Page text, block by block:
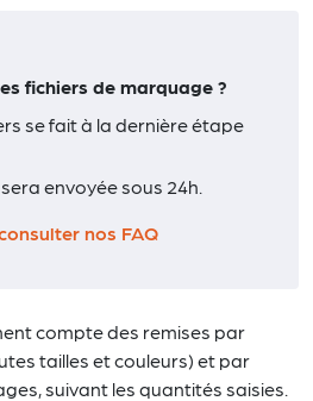
fichiers de marquage ?
se fait à la dernière étape
envoyée sous 24h.
nos FAQ
compte des remises par
tailles et couleurs) et par
suivant les quantités saisies.